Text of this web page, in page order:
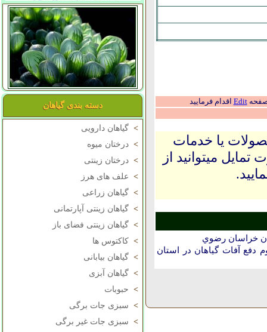
دسته بندی گیاهان
> گیاهان دارویی
> درختان میوه
> درختان زینتی
> علف های هرز
> گیاهان زراعی
> گیاهان زینتی آپارتمانی
> گیاهان زینتی فضای باز
> کاکتوس ها
> گیاهان بیابانی
> گیاهان آبزی
> حبوبات
> سبزی جات برگی
> سبزی جات غیر برگی
صفحهEdit اقدام فرمایید
یا خدمات
میتوانید از
خراسان رضوي
آفات گیاهان در استان